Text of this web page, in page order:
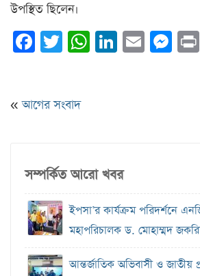
উপস্থিত ছিলেন।
Facebook
Twitter
WhatsApp
LinkedIn
Email
«আগের সংবাদ
সম্পর্কিত আরো খবর
ইপসা’র কার্যক্রম পরিদর্শনে
মহাপরিচালক ড. মোহাম্মদ
আন্তর্জাতিক অভিবাসী ও জাতীয়